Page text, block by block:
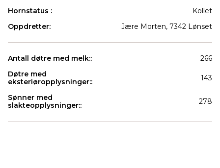
Hornstatus :
Kollet
Oppdretter:
Jære Morten, 7342 Lønset
Antall døtre med melk::
266
Døtre med
eksteriøropplysninger::
143
Sønner med
slakteopplysninger::
278